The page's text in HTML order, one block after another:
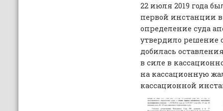
22 июля 2019 года
первой инстанции в
определение суда
утвердило решение
добилась
в силе в
на кассационную
кассационной